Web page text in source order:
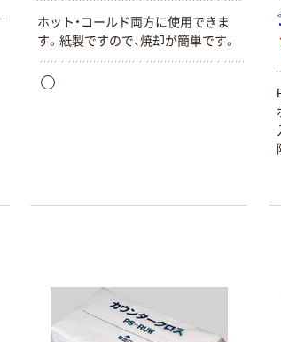
ホット・コールド両方に使用できま
す。紙製ですので、焼却が簡単です。
チレン手袋 袋入
り
￥283~ （税込）
オリジナル
ア 200枚入
￥199~ （税込）
オリジナル
「現場
川西工
りポリエ
片エン
ア 200枚
￥
ファー
チレン